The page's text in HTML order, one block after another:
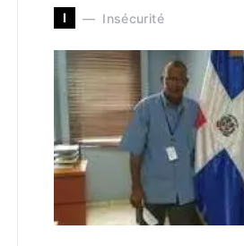
I Insécurité